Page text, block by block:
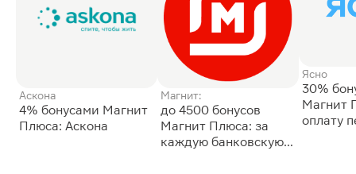
Аскона
4% бонусами Магнит
Плюса: Аскона
Магнит:
до 4500 бонусов
Магнит Плюса: за
каждую банковскую
Ясно
30%
Магнит
оплату